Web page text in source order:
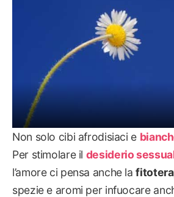
Non solo cibi afrodisiaci e
Per stimolare il desiderio
l’amore ci pensa anche la
spezie e aromi per infuocare